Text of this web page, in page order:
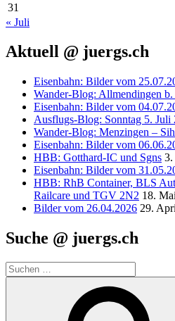
31
« Juli
Aktuell @ juergs.ch
Eisenbahn: Bilder vom
Wander-Blog: Allmendingen
Eisenbahn: Bilder vom
Ausflugs-Blog: Sonntag 5. Juli
Wander-Blog: Menzingen –
Eisenbahn: Bilder vom
HBB: Gotthard-IC und Sgns 3.
Eisenbahn: Bilder vom
HBB: RhB Container, BLS
Railcare und TGV 2N2 18.
Bilder vom 26.04.2026 29.
Suche @ juergs.ch
Suchen
nach: